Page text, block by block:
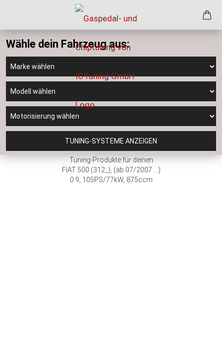
Wähle dein Fahrzeug aus:
TUNING-SYSTEME ANZEIGEN
Tuning-Produkte für deinen
FIAT 500 (312_), (ab 07/2007 ...)
0.9, 105PS/77kW, 875ccm